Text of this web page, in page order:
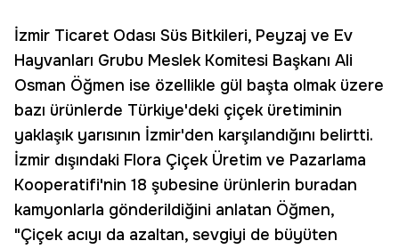
İzmir Ticaret Odası Süs Bitkileri, Peyzaj ve Ev
Hayvanları Grubu Meslek Komitesi Başkanı Ali
Osman Öğmen ise özellikle gül başta olmak üzere
bazı ürünlerde Türkiye'deki çiçek üretiminin
yaklaşık yarısının İzmir'den karşılandığını belirtti.
İzmir dışındaki Flora Çiçek Üretim ve Pazarlama
Kooperatifi'nin 18 şubesine ürünlerin buradan
kamyonlarla gönderildiğini anlatan Öğmen,
"Çiçek acıyı da azaltan, sevgiyi de büyüten